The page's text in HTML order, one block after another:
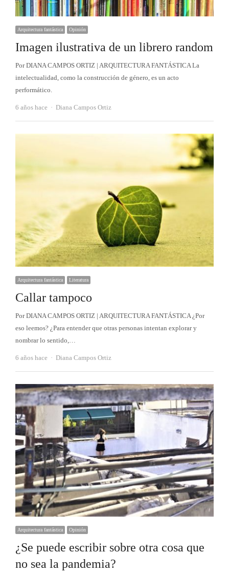
Arquitectura fantástica Opinión
Imagen ilustrativa de un librero random
Por DIANA CAMPOS ORTIZ | ARQUITECTURA FANTÁSTICA La
intelectualidad, como la construcción de género, es un acto
performático.
6 años hace Autor
Diana Campos Ortiz
Arquitectura fantástica Literatura
Callar tampoco
Por DIANA CAMPOS ORTIZ | ARQUITECTURA FANTÁSTICA ¿Por
eso leemos? ¿Para entender que otras personas intentan explorar y
nombrar lo sentido,…
6 años hace Autor
Diana Campos Ortiz
Arquitectura fantástica Opinión
¿Se puede escribir sobre otra cosa que
no sea la pandemia?